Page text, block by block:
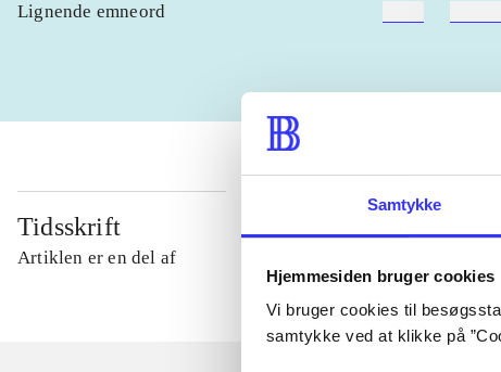
Samtykke
Hjemmesiden bruger cookies
Vi bruger cookies til
samtykke ved at klikke på
Lignende emneord
Tidsskrift
Artiklen er en del af